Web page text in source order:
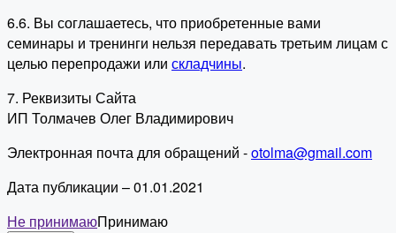
6.6. Вы соглашаетесь, что приобретенные вами
семинары и тренинги нельзя передавать третьим лицам с
целью перепродажи или складчины.
7. Реквизиты Сайта
ИП Толмачев Олег Владимирович
Электронная почта для обращений -otolma@gmail.com
Дата публикации – 01.01.2021
Не принимаюПринимаю